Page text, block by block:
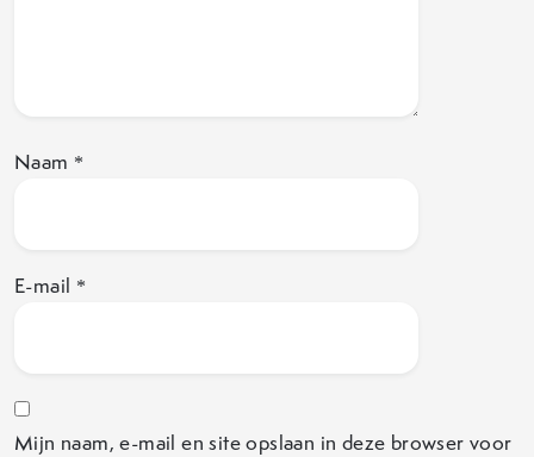
Naam *
E-mail *
Mijn naam, e-mail en site opslaan in deze browser voor